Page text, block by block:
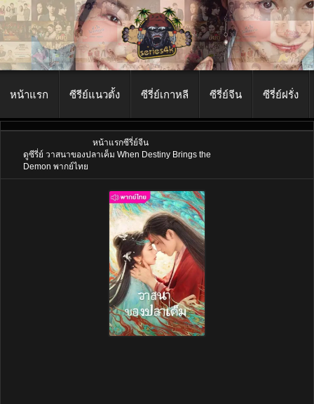
หน้าแรก ซีรีย์แนวตั้ง ซีรี่ย์เกาหลี ซีรี่ย์จีน ซีรี่ย์ฝรั่ง
หน้าแรกซีรี่ย์จีน
ดูซีรี่ย์ วาสนาของปลาเค็ม When Destiny Brings the
Demon พากย์ไทย